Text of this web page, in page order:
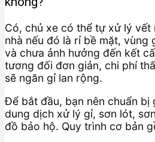
Có, chủ xe có thể tự xử lý
nhà nếu đó là rỉ bề mặt, vùng
và chưa ảnh hưởng đến kết
tương đối đơn giản, chi phí
sẽ ngăn gỉ lan rộng.
Để bắt đầu, bạn nên chuẩn bị
dung dịch xử lý gỉ, sơn lót,
đồ bảo hộ. Quy trình cơ bản